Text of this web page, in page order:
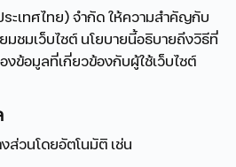
เทศไทย) จำกัด ให้ความสำคัญกับ
มชมเว็บไซต์ นโยบายนี้อธิบายถึงวิธีที่
งข้อมูลที่เกี่ยวข้องกับผู้ใช้เว็บไซต์
ส่วนโดยอัตโนมัติ เช่น